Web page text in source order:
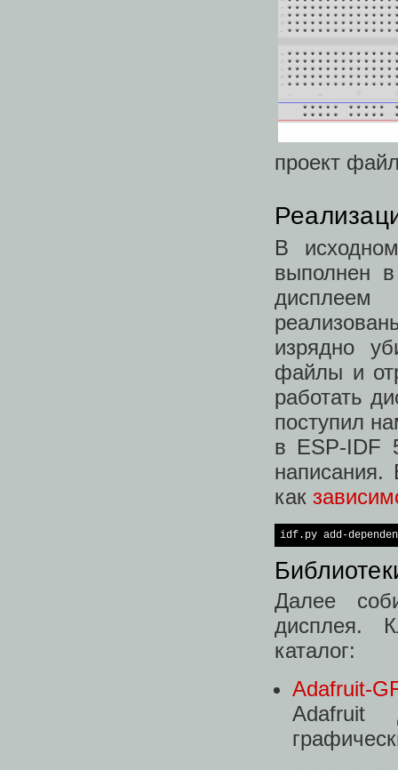
проект
В
выполнен
изрядно
файлы и
работать
поступил
в ESP-IDF
как
idf.py add-
Далее
дисплея.
каталог:
Adafruit-
Adafruit